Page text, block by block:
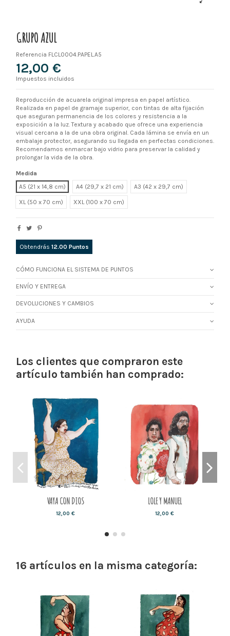
GRUPO AZUL
Referencia FLCL0004.PAPEL.A5
12,00 €
Impuestos incluidos
Reproducción de acuarela original impresa en papel artístico.
Realizada en papel de gramaje superior, con tintas de alta fijación
que aseguran permanencia de los colores y resistencia a la
exposición a la luz. Textura y acabado que ofrece una experiencia
visual cercana a la de una obra original. Cada lámina se envía en un
embalaje protector, asegurando su llegada en perfectas condiciones.
Recomendamos enmarcar bajo vidrio para preservar la calidad y
prolongar la vida de la obra.
Medida
A5 (21 x 14,8 cm)
A4 (29,7 x 21 cm) A3 (42 x 29,7 cm)
XL XXL
Obtendrás 12.00 Puntos
CÓMO FUNCIONA EL SISTEMA DE PUNTOS
ENVÍO Y ENTREGA
DEVOLUCIONES Y CAMBIOS
AYUDA
Los clientes que compraron este
artículo también han comprado:
VAYA CON DIOS
12,00 €
LOLE Y MANUEL
12,00 €
16 artículos en la misma categoría: